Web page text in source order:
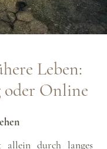
Leben:
Online
durch langes